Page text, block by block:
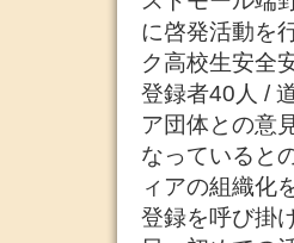
に啓発活動を
ク高校生安全
登録者40人 /
ア団体との意
なっていると
ィアの組織化
登録を呼び掛